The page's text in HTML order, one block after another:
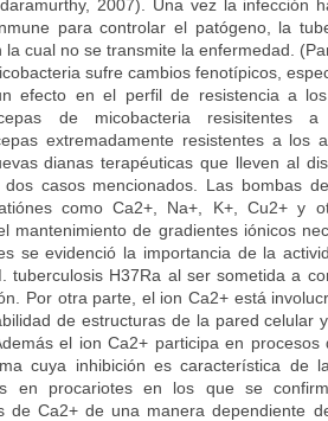
2007). Una vez la infección
para controlar el patógeno, la
la cual no se transmite la enfermedad.
sufre cambios fenotípicos,
efecto en el perfil de resistencia a
de micobacteria resisitentes a
extremadamente resistentes a los
dianas terapéuticas que lleven al
casos mencionados. Las bombas
como Ca2+, Na+, K+, Cu2+ y
mantenimiento de gradientes iónicos
se evidenció la importancia de la
tuberculosis H37Ra al ser sometida a
Por otra parte, el ion Ca2+ está
de estructuras de la pared celular
el ion Ca2+ participa en
cuya inhibición es característica de
en procariotes en los que se
de Ca2+ de una manera dependiente